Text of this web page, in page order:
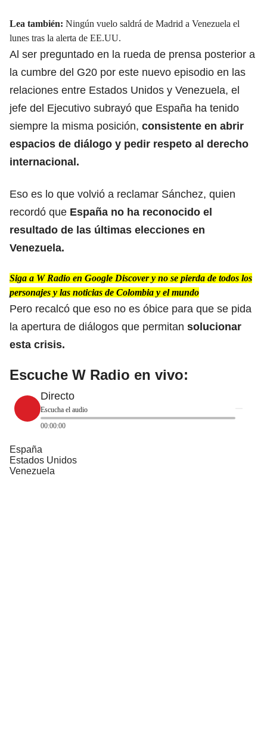
Lea también: Ningún vuelo saldrá de Madrid a Venezuela el
lunes tras la alerta de EE.UU.
Al ser preguntado en la rueda de prensa posterior a
la cumbre del G20 por este nuevo episodio en las
relaciones entre Estados Unidos y Venezuela, el
jefe del Ejecutivo subrayó que España ha tenido
siempre la misma posición, consistente en abrir
espacios de diálogo y pedir respeto al derecho
internacional.
Eso es lo que volvió a reclamar Sánchez, quien
recordó que España no ha reconocido el
resultado de las últimas elecciones en
Venezuela.
Siga a W Radio en Google Discover y no se pierda de todos los
personajes y las noticias de Colombia y el mundo
Pero recalcó que eso no es óbice para que se pida
la apertura de diálogos que permitan solucionar
esta crisis.
Escuche W Radio en vivo:
Directo
Escucha el audio
00:00:00
España
Estados Unidos
Venezuela